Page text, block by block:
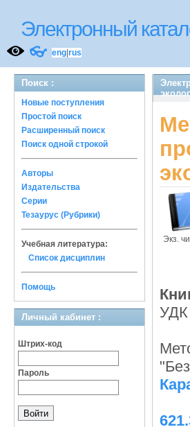
Электронный
👓 eng rus
Поиск :
Новые поступления
Простой поиск
Расширенный поиск
Поиск одной строкой
Авторы
Издательства
Серии
Тезаурус (Рубрики)
Учебная литература:
Список дисциплин
Помощь
Личный кабинет :
Штрих-код
Пароль
Экз.